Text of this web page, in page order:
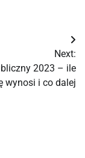
Next:
2023 – ile
wynosi i co dalej